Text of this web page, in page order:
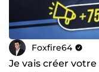
Foxfire64
Je vais créer